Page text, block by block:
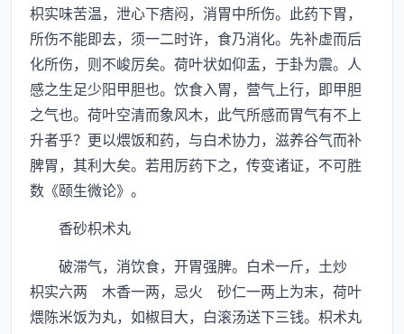
枳实味苦温，泄心下痞闷，消胃中所伤。此药下胃，
所伤不能即去，须一二时许，食乃消化。先补虚而后
化所伤，则不峻厉矣。荷叶状如仰盂，于卦为震。人
感之生足少阳甲胆也。饮食入胃，营气上行，即甲胆
之气也。荷叶空清而象风木，此气所感而胃气有不上
升者乎？更以煨饭和药，与白术协力，滋养谷气而补
脾胃，其利大矣。若用厉药下之，传变诸证，不可胜
数《颐生微论》。
香砂枳术丸
破滞气，消饮食，开胃强脾。白术一斤，土炒
枳实六两 木香一两，忌火 砂仁一两上为末，荷叶
煨陈米饭为丸，如椒目大，白滚汤送下三钱。枳术丸